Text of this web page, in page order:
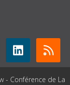
- Conférence de La